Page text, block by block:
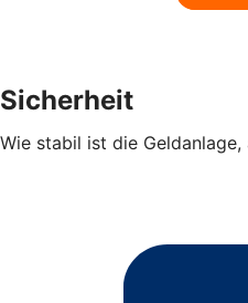
Sicherheit
Wie stabil ist die Geldanlage,